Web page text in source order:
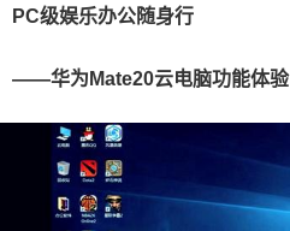
PC级娱乐办公随身行
——华为Mate20云电脑功能体验